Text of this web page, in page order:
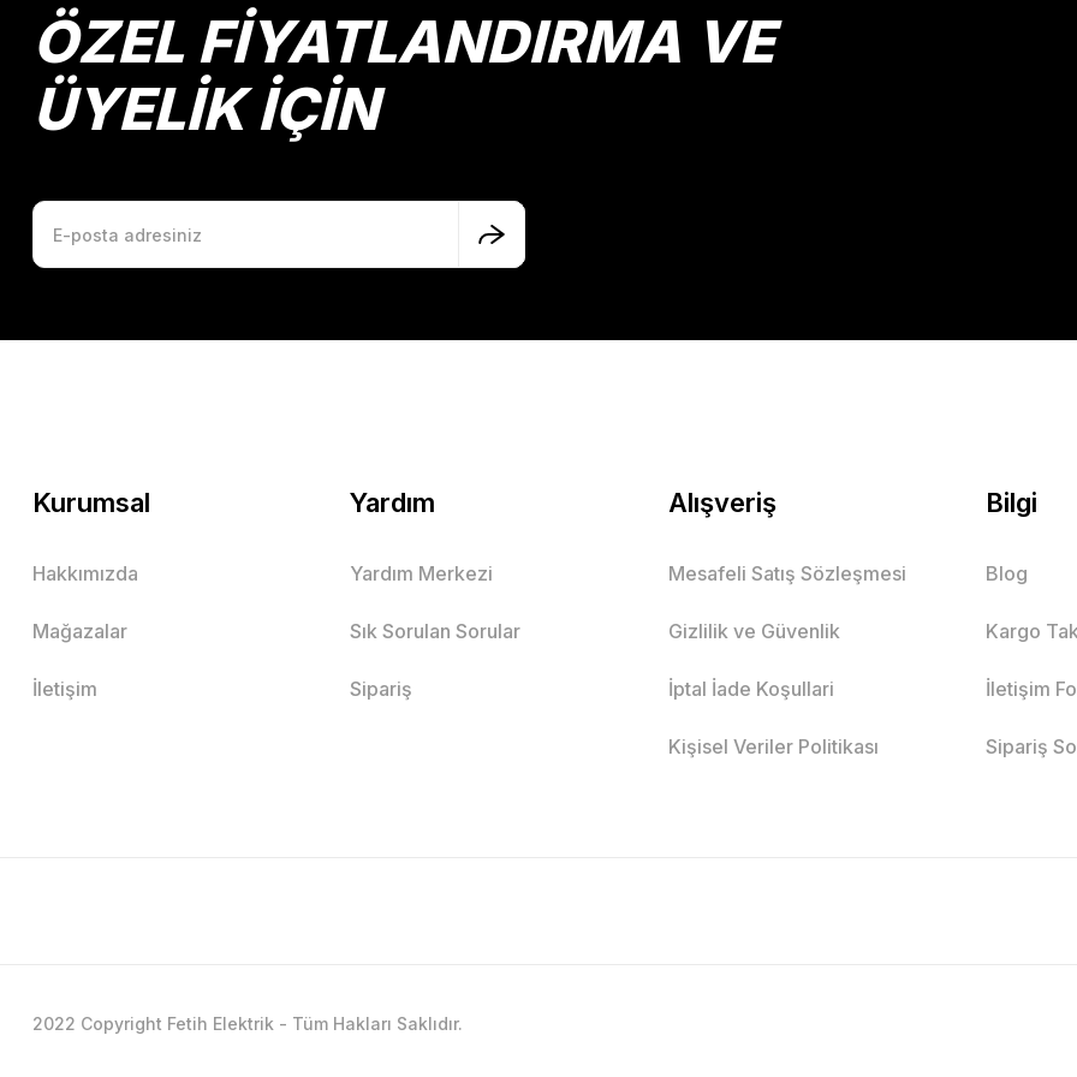
Ürün fiyatı diğer sitelerden daha pahalı.
ÖZEL FİYATLANDIRMA VE
ÜYELİK İÇİN
Kurumsal
Hakkımızda
Mağazalar
İletişim
Yardım
Yardım Merkezi
Sık Sorulan Sorular
Sipariş
Alışveriş
Mesafeli Satış Sözleşmesi
Gizlilik ve Güvenlik
İptal İade Koşullari
Kişisel Veriler Politikası
Bilgi
Blog
Kargo
İletişim
Sipariş
2022 Copyright Fetih Elektrik - Tüm Hakları Saklıdır.